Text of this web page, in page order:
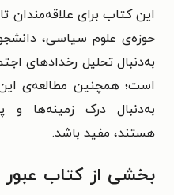
این کتاب برای علاقه‌مندان
حوزه‌ی علوم سیاسی،
به‌دنبال تحلیل رخدادهای
است؛ همچنین مطالعه‌ی
به‌دنبال درک زمینه‌ها و
هستند، مفید باشد.
بخشی از کتاب عبور